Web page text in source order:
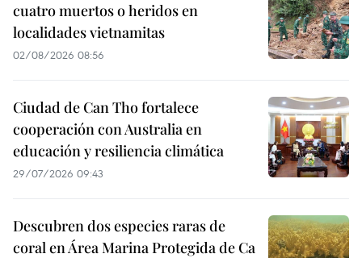
cuatro muertos o heridos en
localidades vietnamitas
02/08/2026 08:56
Ciudad de Can Tho fortalece
cooperación con Australia en
educación y resiliencia climática
29/07/2026 09:43
Descubren dos especies raras de
coral en Área Marina Protegida de Ca